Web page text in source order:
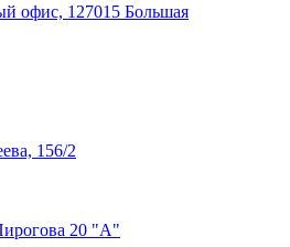
офис, 127015 Большая
156/2
20 "А"